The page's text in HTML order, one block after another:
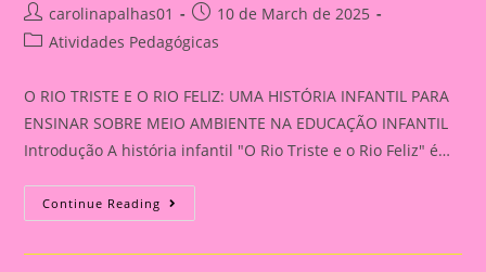
Post
author:
carolinapalhas01
Post
published:
10 de March de 2025
PostAtividades Pedagógicas
O RIO TRISTE E O RIO FELIZ: UMA HISTÓRIA INFANTIL PARA
ENSINAR SOBRE MEIO AMBIENTE NA EDUCAÇÃO INFANTIL
Introdução A história infantil "O Rio Triste e o Rio Feliz" é…
Continue Reading O
RIO
E